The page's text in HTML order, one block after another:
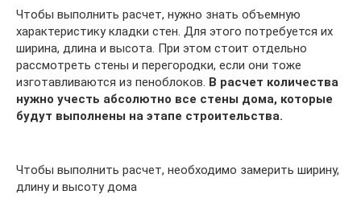
Чтобы выполнить расчет, нужно знать объемную
характеристику кладки стен. Для этого потребуется их
ширина, длина и высота. При этом стоит отдельно
рассмотреть стены и перегородки, если они тоже
изготавливаются из пеноблоков. В расчет количества
нужно учесть абсолютно все стены дома, которые
будут выполнены на этапе строительства.
Чтобы выполнить расчет, необходимо замерить ширину,
длину и высоту дома